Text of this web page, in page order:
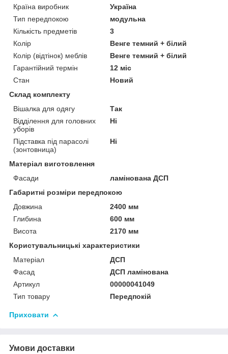
Країна виробник
Україна
Тип передпокою
модульна
Кількість предметів
3
Колір
Венге темний + білий
Колір (відтінок) меблів
Венге темний + білий
Гарантійний термін
12 міс
Стан
Новий
Склад комплекту
Вішалка для одягу
Так
Відділення для головних
уборів
Ні
Підставка під парасолі
(зонтовница)
Ні
Матеріал виготовлення
Фасади
ламінована ДСП
Габаритні розміри передпокою
Довжина
2400 мм
Глибина
600 мм
Висота
2170 мм
Користувальницькі характеристики
Матеріал
ДСП
Фасад
ДСП ламінована
Артикул
00000041049
Тип товару
Передпокій
Приховати
Умови доставки